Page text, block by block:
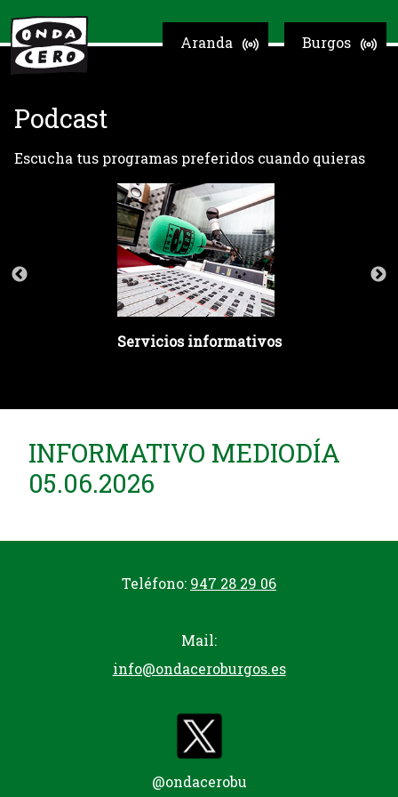
Burgos
Aranda
Podcast
Escucha tus programas preferidos cuando quieras
Servicios informativos
INFORMATIVO MEDIODÍA
05.06.2026
Teléfono: 947 28 29 06
Mail:
info@ondaceroburgos.es
@ondacerobu